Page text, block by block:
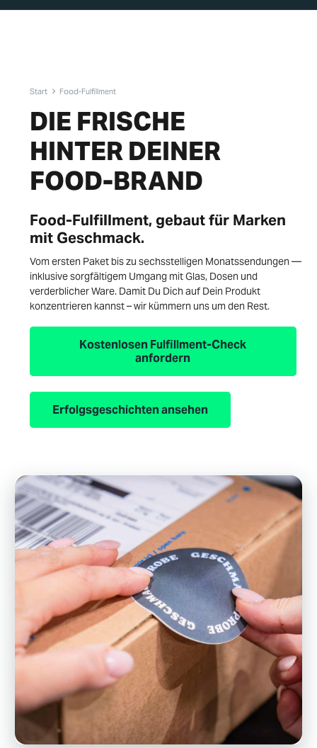
Start Food-Fulfillment
DIE FRISCHE
HINTER DEINER
FOOD-BRAND
Food-Fulfillment, gebaut für Marken
mit Geschmack.
Vom ersten Paket bis zu sechsstelligen Monatssendungen —
inklusive sorgfältigem Umgang mit Glas, Dosen und
verderblicher Ware. Damit Du Dich auf Dein Produkt
konzentrieren kannst – wir kümmern uns um den Rest.
Kostenlosen Fulfillment-Check
anfordern
Erfolgsgeschichten ansehen